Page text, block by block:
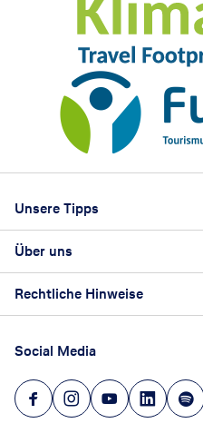
Unsere Tipps
Beste Reisezeit
Über uns
Karriere
Reisebüro Franchise-Partner werden
Unsere Unternehmenswerte
Rechtliche Hinweise
AGB
Datenschutz
Hinweisgeberschutz
Social Media